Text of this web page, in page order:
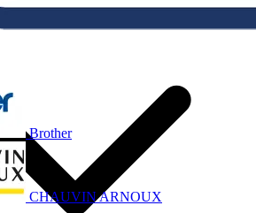
Brother
CHAUVIN ARNOUX